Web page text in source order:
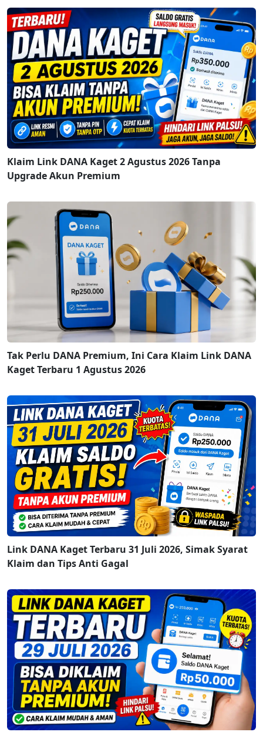
Klaim Link DANA Kaget 2 Agustus 2026 Tanpa
Upgrade Akun Premium
Tak Perlu DANA Premium, Ini Cara Klaim Link DANA
Kaget Terbaru 1 Agustus 2026
Link DANA Kaget Terbaru 31 Juli 2026, Simak Syarat
Klaim dan Tips Anti Gagal